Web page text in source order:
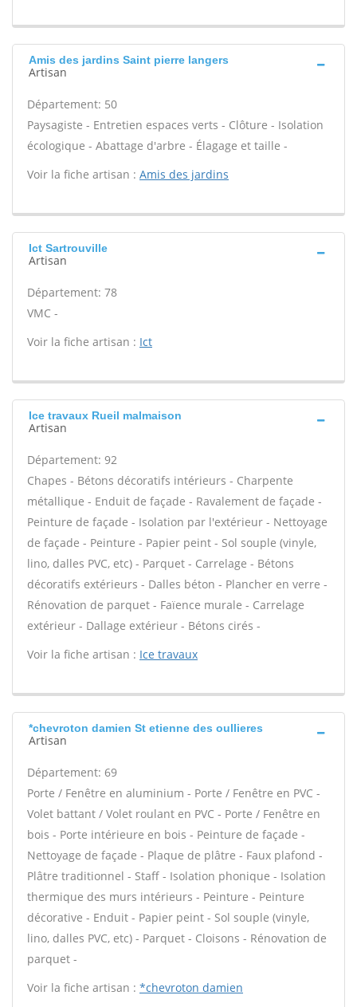
Amis des jardins Saint pierre langers
Artisan
Département: 50
Paysagiste - Entretien espaces verts - Clôture - Isolation
écologique - Abattage d'arbre - Élagage et taille -
Voir la fiche artisan : Amis des jardins
Ict Sartrouville
Artisan
Département: 78
VMC -
Voir la fiche artisan : Ict
Ice travaux Rueil malmaison
Artisan
Département: 92
Chapes - Bétons décoratifs intérieurs - Charpente
métallique - Enduit de façade - Ravalement de façade -
Peinture de façade - Isolation par l'extérieur - Nettoyage
de façade - Peinture - Papier peint - Sol souple (vinyle,
lino, dalles PVC, etc) - Parquet - Carrelage - Bétons
décoratifs extérieurs - Dalles béton - Plancher en verre -
Rénovation de parquet - Faïence murale - Carrelage
extérieur - Dallage extérieur - Bétons cirés -
Voir la fiche artisan : Ice travaux
*chevroton damien St etienne des oullieres
Artisan
Département: 69
Porte / Fenêtre en aluminium - Porte / Fenêtre en PVC -
Volet battant / Volet roulant en PVC - Porte / Fenêtre en
bois - Porte intérieure en bois - Peinture de façade -
Nettoyage de façade - Plaque de plâtre - Faux plafond -
Plâtre traditionnel - Staff - Isolation phonique - Isolation
thermique des murs intérieurs - Peinture - Peinture
décorative - Enduit - Papier peint - Sol souple (vinyle,
lino, dalles PVC, etc) - Parquet - Cloisons - Rénovation de
parquet -
Voir la fiche artisan : *chevroton damien